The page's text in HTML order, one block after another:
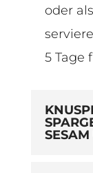
oder
5 Tage